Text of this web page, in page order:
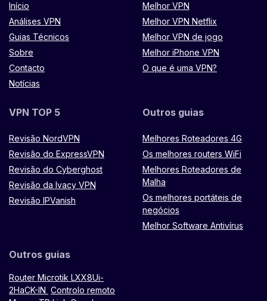
Início
Análises VPN
Guias Técnicos
Sobre
Contacto
Notícias
Melhor VPN
Melhor VPN Netflix
Melhor VPN de jogo
Melhor iPhone VPN
O que é uma VPN?
VPN TOP 5
Revisão NordVPN
Revisão do ExpressVPN
Revisão do Cyberghost
Revisão da Ivacy VPN
Revisão IPVanish
Outros guias
Melhores Roteadores 4G
Os melhores routers WiFi
Melhores Roteadores de
Malha
Os melhores portáteis de
negócios
Melhor Software Antivírus
Outros guias
Router Microtik LXX8Ui-
2HaCK-IN Controlo remoto